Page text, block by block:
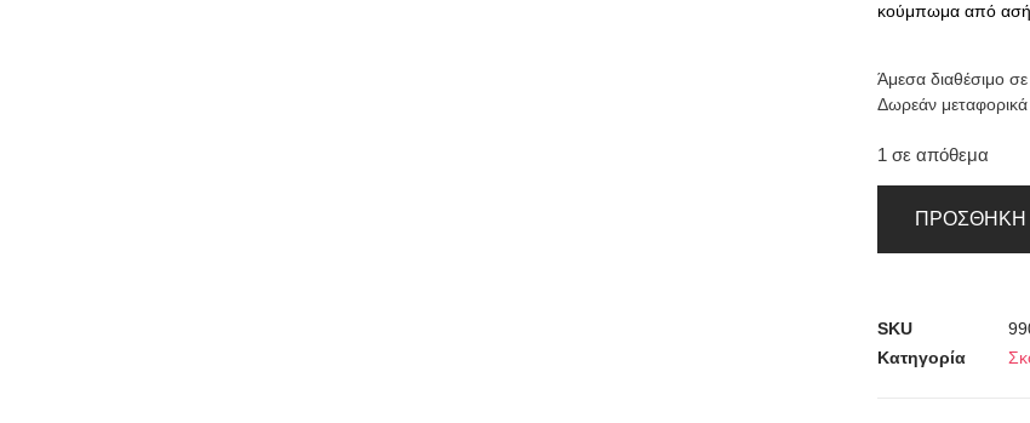
κούμπωμα από
Άμεσα διαθέσιμο
Δωρεάν
1 σε απόθεμα
ΠΡΟΣΘΉΚΗ
SKU
Κατηγορία